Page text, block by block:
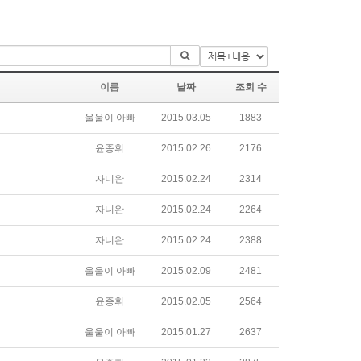
이름 날짜 조회 수
울울이 아빠 2015.03.05 1883
윤종휘 2015.02.26 2176
자니완 2015.02.24 2314
자니완 2015.02.24 2264
자니완 2015.02.24 2388
울울이 아빠 2015.02.09 2481
윤종휘 2015.02.05 2564
울울이 아빠 2015.01.27 2637